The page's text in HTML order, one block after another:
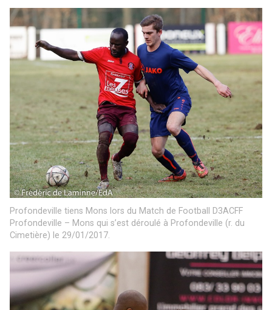
Profondeville tiens Mons lors du Match de Football D3ACFF
Profondeville – Mons qui s’est déroulé à Profondeville (r. du
Cimetière) le 29/01/2017.